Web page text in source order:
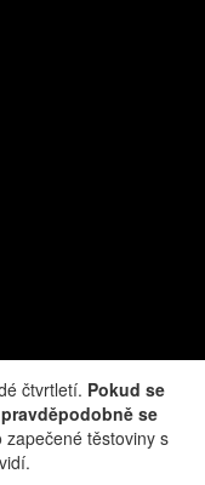
čtvrtletí. Pokud se
se
těstoviny s